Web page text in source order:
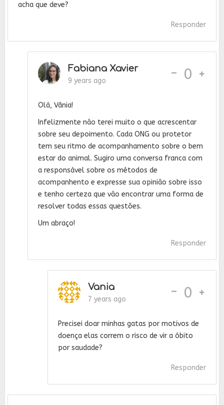
acha que deve?
Responder
Fabiana Xavier
9 years ago - 0
Olá, Vânia!
Infelizmente não terei muito o que acrescentar
sobre seu depoimento. Cada ONG ou protetor
tem seu ritmo de acompanhamento sobre o bem
estar do animal. Sugiro uma conversa franca com
a responsável sobre os métodos de
acompanhento e expresse sua opinião sobre isso
e tenho certeza que vão encontrar uma forma de
resolver todas essas questões.
Um abraço!
Responder
Vania
7 years ago - 0
Precisei doar minhas gatas por motivos de
doença elas correm o risco de vir a óbito
por saudade?
Responder